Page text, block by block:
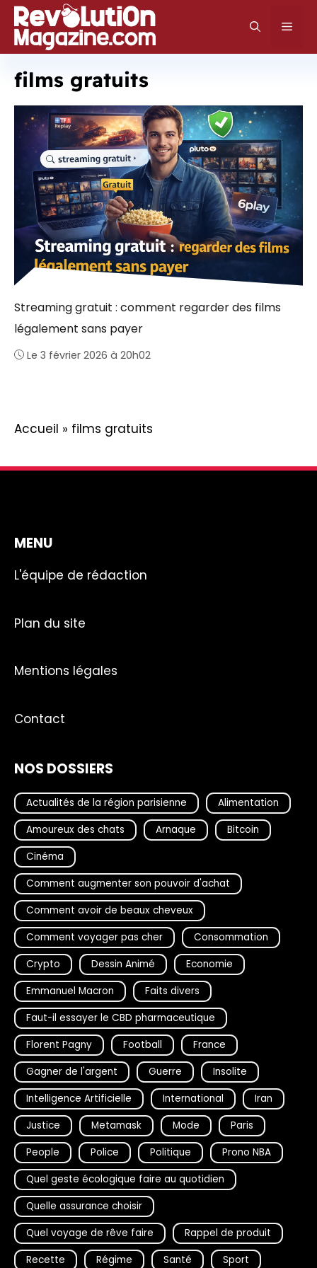
Aller
au
contenu
films gratuits
Streaming gratuit : comment regarder des films
légalement sans payer
Le 3 février 2026 à 20h02
Accueil » films gratuits
MENU
L'équipe de rédaction
Plan du site
Mentions légales
Contact
NOS DOSSIERS
Actualités de la région parisienne
Alimentation
Amoureux des chats
Arnaque
Bitcoin
Cinéma
Comment augmenter son pouvoir d'achat
Comment avoir de beaux cheveux
Comment voyager pas cher
Consommation
Crypto
Dessin Animé
Economie
Emmanuel Macron
Faits divers
Faut-il essayer le CBD pharmaceutique
Florent Pagny
Football
France
Gagner de l'argent
Guerre
Insolite
Intelligence Artificielle
International
Iran
Justice
Metamask Mode
Paris
People
Police Politique
Prono NBA
Quel geste écologique faire au quotidien
Quelle assurance choisir
Quel voyage de rêve faire
Rappel de produit
Recette
Régime Santé Sport